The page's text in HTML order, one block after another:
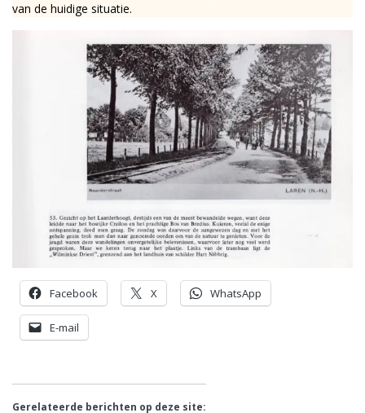
van de huidige situatie.
Facebook X WhatsApp
E-mail
Gerelateerde berichten op deze site: